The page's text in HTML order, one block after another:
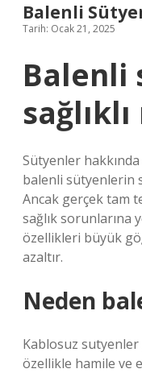
Balenli
Tarih: Ocak 21, 2025
Balenli
sağlıklı
Sütyenler
balenli sütyenlerin
Ancak gerçek tam
sağlık sorunlarına
özellikleri büyük
azaltır.
Neden
Kablosuz
özellikle hamile ve